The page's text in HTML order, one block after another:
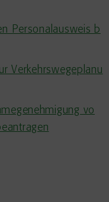
Personalausweis b
Verkehrswegeplanu
vo